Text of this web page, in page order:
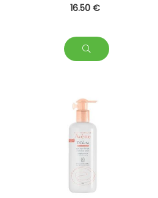
16.50 €